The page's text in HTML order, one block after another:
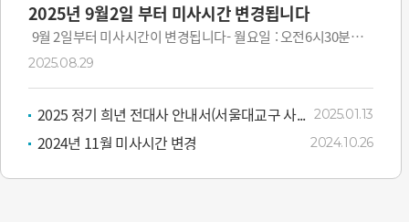
2025년 9월2일 부터 미사시간 변경됩니다
9월 2일부터 미사시간이 변경됩니다- 월요일 : 오전6시30분
(변동 없음)- 화요일 : 오후7시(오전 10시미사 폐지)- 수·목...
2025.08.29
2025 정기 희년 전대사 안내서(서울대교구 사... 2025.01.13
2024년 11월 미사시간 변경 2024.10.26